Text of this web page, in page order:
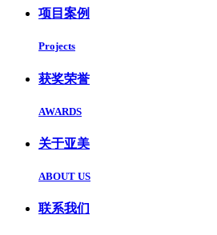
项目案例
Projects
获奖荣誉
AWARDS
关于亚美
ABOUT US
联系我们